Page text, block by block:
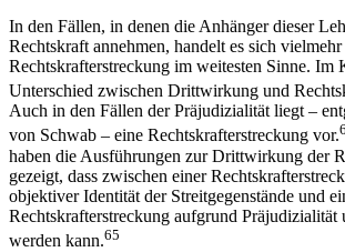
In den Fällen, in denen die Anhänger dieser
Rechtskraft annehmen, handelt es sich
Rechtskrafterstreckung im weitesten Sinne. Im
Unterschied zwischen Drittwirkung und
Auch in den Fällen der Präjudizialität liegt –​
von Schwab –​ eine Rechtskrafterstreckung vor.
haben die Ausführungen zur Drittwirkung der
gezeigt, dass zwischen einer
objektiver Identität der Streitgegenstände und
Rechtskrafterstreckung aufgrund Präjudizialität
werden kann.65